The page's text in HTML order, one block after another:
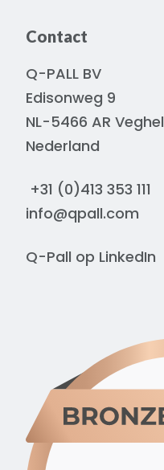
Contact
Q-PALL BV
Edisonweg 9
NL-5466 AR Veghel
Nederland
+31 (0)413 353 111
info@qpall.com
Q-Pall op LinkedIn